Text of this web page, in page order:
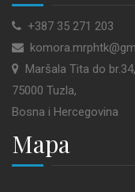
+387 35 271 203
Maršala Tita do
75000 Tuzla,
Bosna i Hercegovina
Mapa